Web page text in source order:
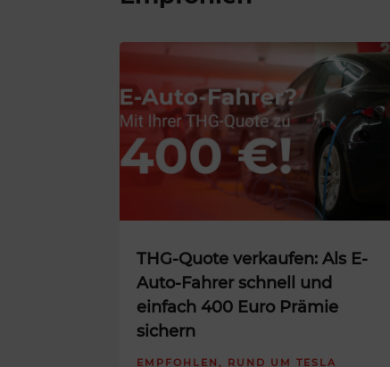
THG-Quote verkaufen: Als E-
Auto-Fahrer schnell und
einfach 400 Euro Prämie
sichern
EMPFOHLEN, RUND UM TESLA